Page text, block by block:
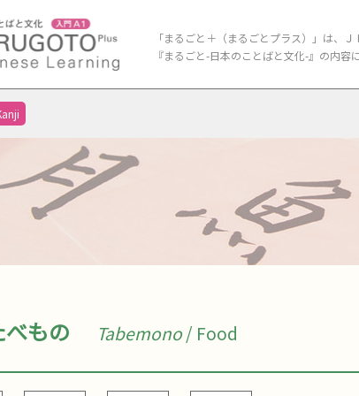
「まるごと＋（まるごとプラス）」は、
『まるごと-日本のことばと文化-』の内容に
べもの Tabemono/ Food